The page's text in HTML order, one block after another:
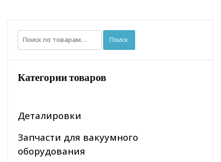
Искать: Поиск
Категории товаров
Деталировки
Запчасти для вакуумного
оборудования